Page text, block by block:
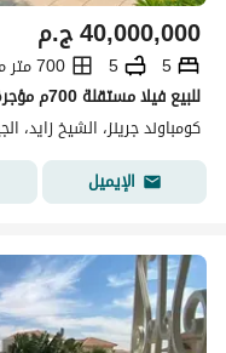
ج.م40,000,000
5
5
700 متر مربع
كومباوند جرينز، الشيخ زايد،
الإيميل